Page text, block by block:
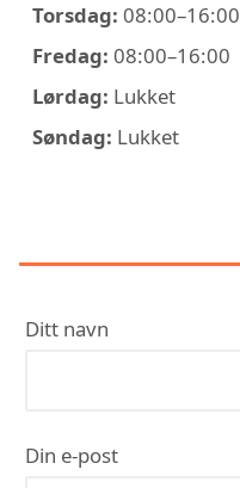
Torsdag: 08:00–16:00
Fredag: 08:00–16:00
Lørdag: Lukket
Søndag: Lukket
Ditt navn
Din e-post